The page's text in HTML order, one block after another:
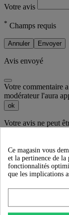
Votre avis
* Champs requis
Annuler Envoyer
Avis envoyé
Votre commentaire
modérateur l'aura
ok
Votre avis ne peut
ok
Ce magasin vous
et la pertinence de
fonctionnalités
que les implications